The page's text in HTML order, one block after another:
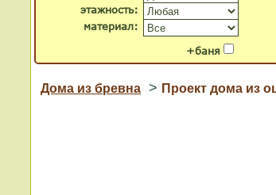
+баня
материал:
этажность:
Дома из бревна > Проект дома из